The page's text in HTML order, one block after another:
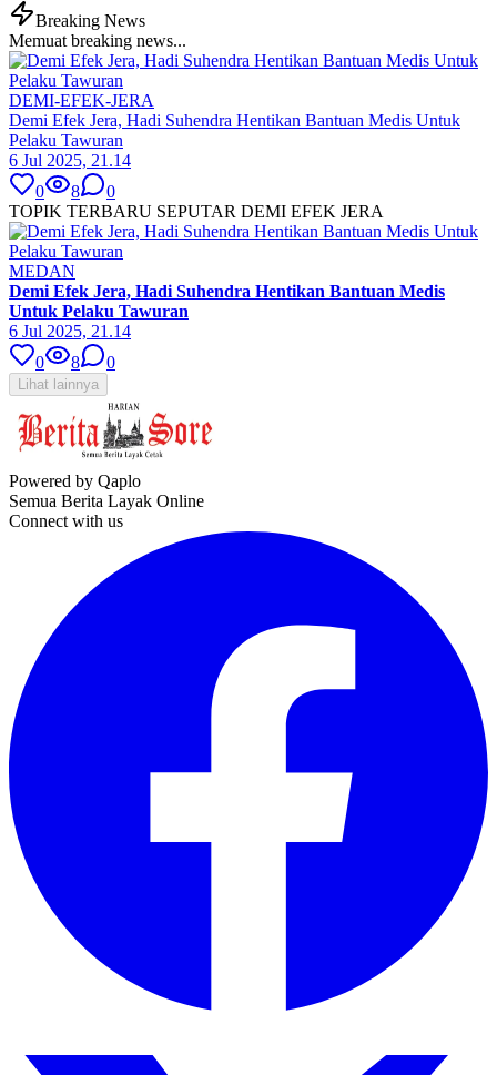
Breaking News
Memuat breaking news...
DEMI-EFEK-JERA
Demi Efek Jera, Hadi Suhendra Hentikan Bantuan Medis Untuk
Pelaku Tawuran
6 Jul 2025, 21.14
0
8
0
TOPIK TERBARU SEPUTAR DEMI EFEK JERA
MEDAN
Demi Efek Jera, Hadi Suhendra Hentikan Bantuan Medis
Untuk Pelaku Tawuran
6 Jul 2025, 21.14
0
8 0
Lihat lainnya
Powered by Qaplo
Semua Berita Layak Online
Connect with us